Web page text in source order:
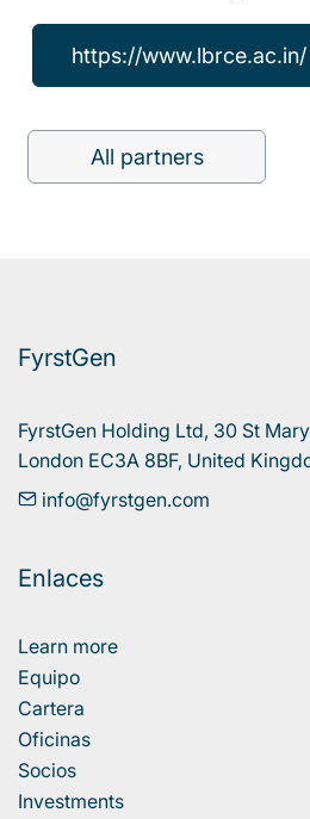
https://www.lbrce.ac.in/
All partners
FyrstGen
FyrstGen Holding Ltd, 30 St
London EC3A 8BF, United
info@fyrstgen.com
Enlaces
Learn more
Equipo
Cartera
Oficinas
Socios
Investments